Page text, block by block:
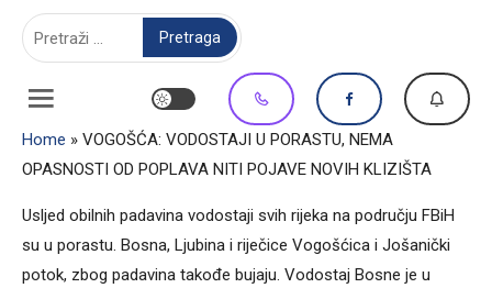
Home » VOGOŠĆA: VODOSTAJI U PORASTU, NEMA
OPASNOSTI OD POPLAVA NITI POJAVE NOVIH KLIZIŠTA
Usljed obilnih padavina vodostaji svih rijeka na području FBiH
su u porastu. Bosna, Ljubina i riječice Vogošćica i Jošanički
potok, zbog padavina takođe bujaju. Vodostaj Bosne je u